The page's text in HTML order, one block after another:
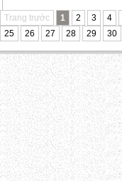
Trang trước 1 2 3 4
25
26 27 28 29 30